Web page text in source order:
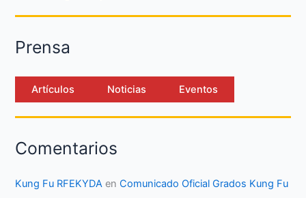
Prensa
Artículos Noticias Eventos
Comentarios
Kung Fu RFEKYDA enComunicado Oficial Grados Kung Fu